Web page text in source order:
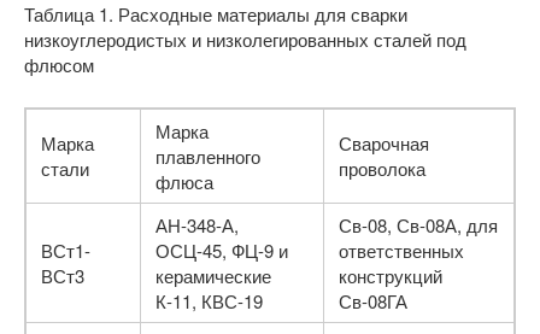
Таблица 1. Расходные материалы для сварки
низкоуглеродистых и низколегированных сталей под
флюсом
Марка
стали
Марка
плавленного
флюса
Сварочная
проволока
ВСт1-
ВСт3
АН-348-А,
ОСЦ-45, ФЦ-9 и
керамические
К-11, КВС-19
Св-08, Св-08А, для
ответственных
конструкций
Св-08ГА